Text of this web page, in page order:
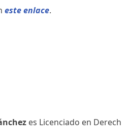
este enlace.
es Licenciado en Derech